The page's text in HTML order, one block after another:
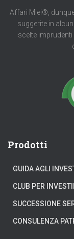
Affari Miei®,
suggerite in
scelte
Prodotti
GUIDA AGLI
CLUB PER
SUCCESSIONE
CONSULENZA